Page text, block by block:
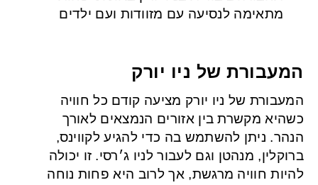
מתאימה לנסיעה עם מזוודות ועם ילדים
המעבורת של ניו יורק
המעבורת של ניו יורק מציעה קודם כל חוויה
כשהיא מקשרת בין אזורים הנמצאים לאורך
הנהר. ניתן להשתמש בה כדי להגיע לקווינס,
ברוקלין, מנהטן וגם לעבור לניו ג׳רסי. זו יכולה
להיות חוויה מרגשת, אך לרוב היא פחות נוחה